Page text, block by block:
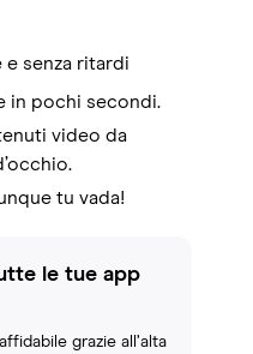
senza ritardi
in pochi secondi.
video da
tu vada!
le tue app
grazie all’alta